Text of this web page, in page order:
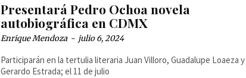
Presentará Pedro Ochoa novela
autobiográfica en CDMX
Enrique Mendoza - julio 6, 2024
Participarán en la tertulia literaria Juan Villoro, Guadalupe Loaeza y
Gerardo Estrada; el 11 de julio